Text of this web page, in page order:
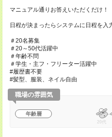
マニュアル通りお答えいただくだけ！
日程が決まったらシステムに日程を入
＃20名募集
＃20～50代活躍中
＃年齢不問
＃学生・主フ・フリーター活躍中
#履歴書不要
#髪型、服装、ネイル自由
職場の雰囲気
年齢層
20代